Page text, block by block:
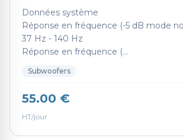
Données système
Réponse en fréquence (-5 dB mode
37 Hz - 140 Hz
Réponse en fréquence (...
Subwoofers
55.00 €
HT/jour